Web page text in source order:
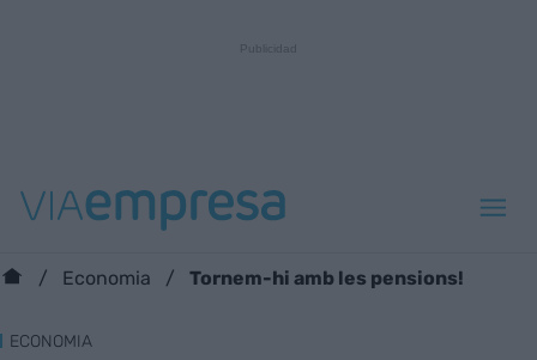
Economia Tornem-hi amb les pensions!
ECONOMIA